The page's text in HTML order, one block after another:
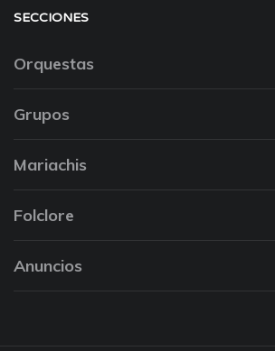
SECCIONES
Orquestas
Grupos
Mariachis
Folclore
Anuncios